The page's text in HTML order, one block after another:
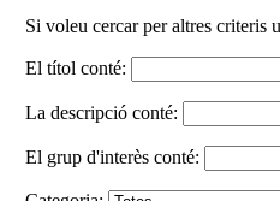
Si voleu cercar per altres criteris
El títol conté:
La descripció conté:
El grup d'interès conté: